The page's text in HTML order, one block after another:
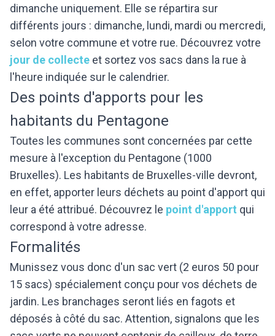
dimanche uniquement. Elle se répartira sur
différents jours : dimanche, lundi, mardi ou mercredi,
selon votre commune et votre rue. Découvrez votre
jour de collecte et sortez vos sacs dans la rue à
l'heure indiquée sur le calendrier.
Des points d'apports pour les
habitants du Pentagone
Toutes les communes sont concernées par cette
mesure à l'exception du Pentagone (1000
Bruxelles). Les habitants de Bruxelles-ville devront,
en effet, apporter leurs déchets au point d'apport qui
leur a été attribué. Découvrez le point d'apport qui
correspond à votre adresse.
Formalités
Munissez vous donc d'un sac vert (2 euros 50 pour
15 sacs) spécialement conçu pour vos déchets de
jardin. Les branchages seront liés en fagots et
déposés à côté du sac. Attention, signalons que les